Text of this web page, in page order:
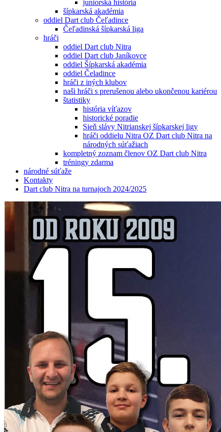
juniorská história
šípkarská akadémia
oddiel Dart club Čeľadince
Čeľadinská šípkarská liga
hráči
oddiel Dart club Nitra
oddiel Dart club Janíkovce
oddiel Šípkarská akadémia
oddiel Čeladince
hráči z iných klubov
naši hráči s prerušenou alebo ukončenou kariérou
štatistiky
história víťazov
historické poradie
Sieň slávy Nitrianskej šípkarskej ligy
hráči oddielu Nitra OZ Dart club Nitra na
národných súťažiach
kompletný zoznam členov OZ Dart club Nitra
tréningy zdarma
národné súťaže
Kontakty
Dart club Nitra na turnajoch 2024/2025